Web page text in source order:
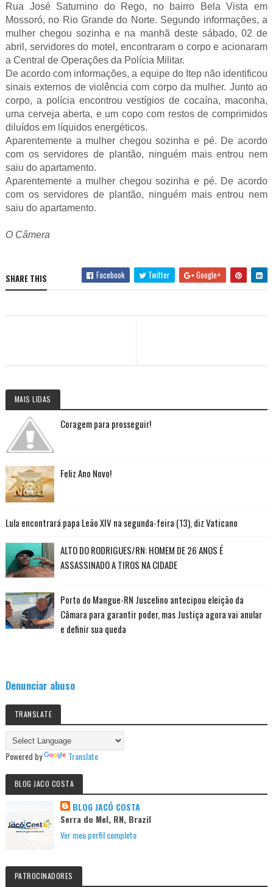
Rua José Saturnino do Rego, no bairro Bela Vista em
Mossoró, no Rio Grande do Norte. Segundo informações, a
mulher chegou sozinha e na manhã deste sábado, 02 de
abril, servidores do motel, encontraram o corpo e acionaram
a Central de Operações da Polícia Militar.
De acordo com informações, a equipe do Itep não identificou
sinais externos de violência com corpo da mulher. Junto ao
corpo, a polícia encontrou vestígios de cocaína, maconha,
uma cerveja aberta, e um copo com restos de comprimidos
diluídos em líquidos energéticos.
Aparentemente a mulher chegou sozinha e pé. De acordo
com os servidores de plantão, ninguém mais entrou nem
saiu do apartamento.
Aparentemente a mulher chegou sozinha e pé. De acordo
com os servidores de plantão, ninguém mais entrou nem
saiu do apartamento.
O Câmera
SHARE THIS Facebook Twitter Google+
MAIS LIDAS
Coragem para prosseguir!
Feliz Ano Novo!
Lula encontrará papa Leão XIV na segunda-feira (13), diz Vaticano
ALTO DO RODRIGUES/RN: HOMEM DE 26 ANOS É
ASSASSINADO A TIROS NA CIDADE
Porto do Mangue-RN Juscelino antecipou eleição da
Câmara para garantir poder, mas Justiça agora vai anular
e definir sua queda
Denunciar abuso
TRANSLATE
Powered by Translate
BLOG JACO COSTA
BLOG JACÓ COSTA
Serra do Mel, RN, Brazil
Ver meu perfil completo
PATROCINADORES